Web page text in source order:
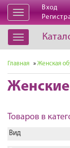
Открыть
навигацию
Вход
Открыть
навигацию
Главная » Женская
Товаров в
Вид